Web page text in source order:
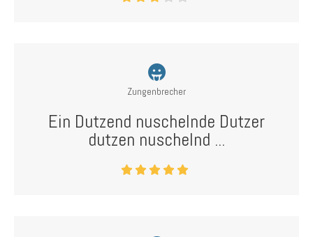
Zungenbrecher
Ein Dutzend nuschelnde Dutzer
dutzen nuschelnd ...